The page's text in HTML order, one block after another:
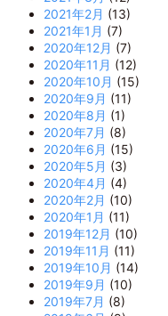
2021年2月 (13)
2021年1月 (7)
2020年12月 (7)
2020年11月 (12)
2020年10月 (15)
2020年9月 (11)
2020年8月 (1)
2020年7月 (8)
2020年6月 (15)
2020年5月 (3)
2020年4月 (4)
2020年2月 (10)
2020年1月 (11)
2019年12月 (10)
2019年11月 (11)
2019年10月 (14)
2019年9月 (10)
2019年7月 (8)